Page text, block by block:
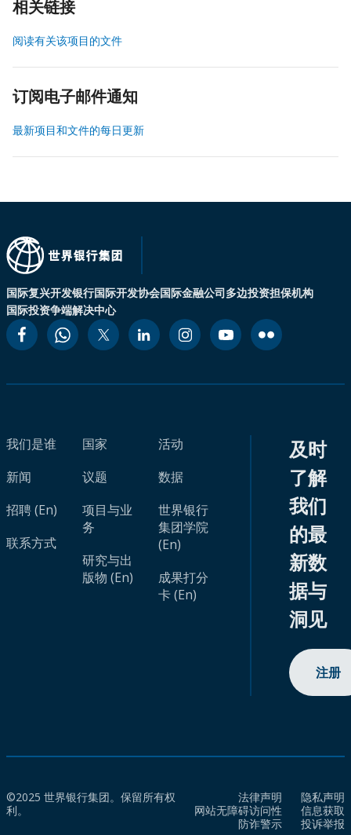
相关链接
阅读有关该项目的文件
订阅电子邮件通知
最新项目和文件的每日更新
国际复兴开发银行国际开发协会国际金融公司多边投资担保机构
国际投资争端解决中心
我们是谁
新闻
招聘 (En)
联系方式
国家
议题
项目与业
务
研究与出
版物 (En)
活动
数据
世界银行
集团学院
(En)
成果打分
卡 (En)
及时
了解
我们
的最
新数
据与
洞见
注册
©2025 世界银行集团。保留所有权
利。
法律声明
隐私声明
网站无障碍访问性
信息获取
防诈警示
投诉举报